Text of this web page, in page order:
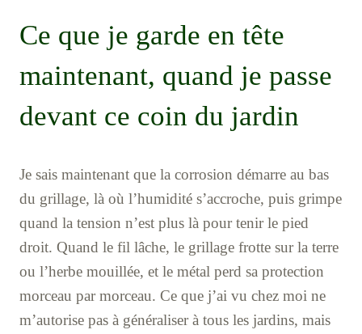
Ce que je garde en tête
maintenant, quand je passe
devant ce coin du jardin
Je sais maintenant que la corrosion démarre au bas
du grillage, là où l’humidité s’accroche, puis grimpe
quand la tension n’est plus là pour tenir le pied
droit. Quand le fil lâche, le grillage frotte sur la terre
ou l’herbe mouillée, et le métal perd sa protection
morceau par morceau. Ce que j’ai vu chez moi ne
m’autorise pas à généraliser à tous les jardins, mais